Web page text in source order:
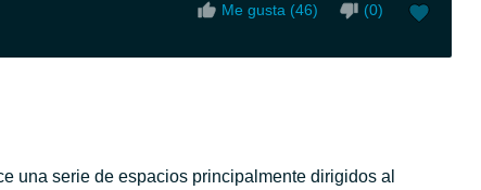
Me gusta (46) (0)
una serie de espacios principalmente dirigidos al